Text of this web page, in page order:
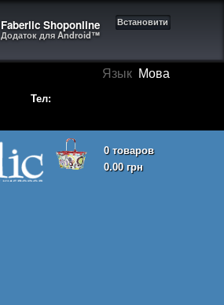
Faberlic Shoponline
Додаток для Android™
Встановити
Язык Мова
Тел:
0 товаров
0.00 грн
Кошик покупок порожній!